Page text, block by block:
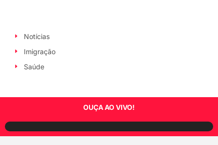
Notícias
Imigração
Saúde
OUÇA AO VIVO!